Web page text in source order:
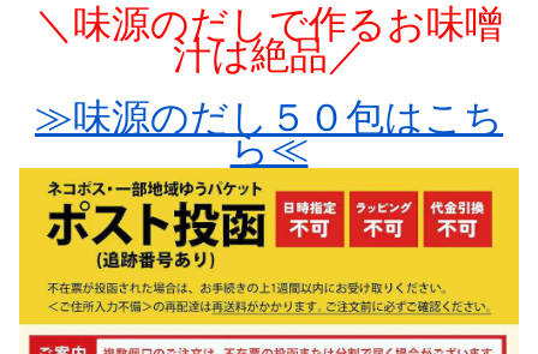
＼味源のだしで作るお味噌
汁は絶品／
≫味源のだし５０包はこち
ら≪